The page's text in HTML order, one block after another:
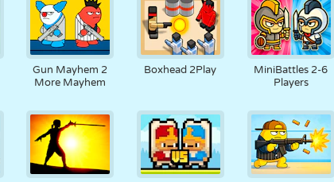
RÉTRO ROBOT POURSUITE ÉCOLE TIR
TENNIS MORPION ÉCRAN TACTILE CAMION
Gun Mayhem 2
More Mayhem
Boxhead 2Play
MiniBattles 2-6
Players